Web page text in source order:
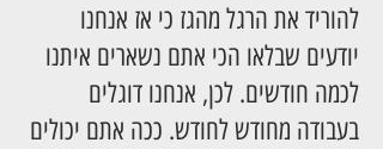
להוריד את הרגל מהגז כי אז אנחנו
יודעים שבלאו הכי אתם נשארים איתנו
לכמה חודשים. לכן, אנחנו דוגלים
בעבודה מחודש לחודש. ככה אתם יכולים